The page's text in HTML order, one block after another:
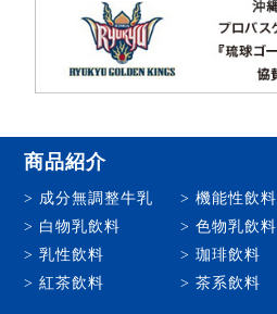
商品紹介
成分無調整牛乳
白物乳飲料
乳性飲料
紅茶飲料
機能性飲料
色物乳飲料
珈琲飲料
茶系飲料